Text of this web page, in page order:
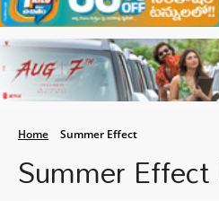
Home Summer Effect
Summer